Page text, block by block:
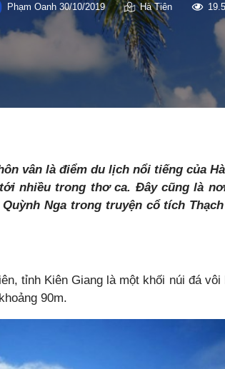
Phạm Oanh30/10/2019 Hà Tiên
vân là điểm du lịch nổi tiếng của
nhiều trong thơ ca. Đây cũng là
Nga trong truyện cổ tích
tỉnh Kiên Giang là một khối núi đá vôi
90m.